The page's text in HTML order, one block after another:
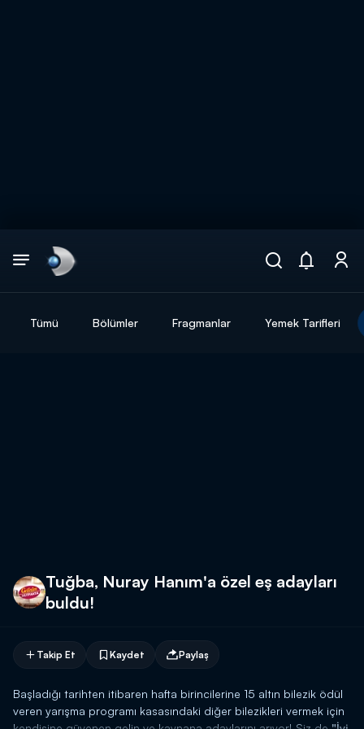
Tümü Bölümler Fragmanlar Yemek Tarifleri
Tuğba, Nuray Hanım'a özel eş adayları
buldu!
Takip Et Kaydet Paylaş
Başladığı tarihten itibaren hafta birincilerine 15 altın bilezik ödül
veren yarışma programı kasasındaki diğer bilezikleri vermek için